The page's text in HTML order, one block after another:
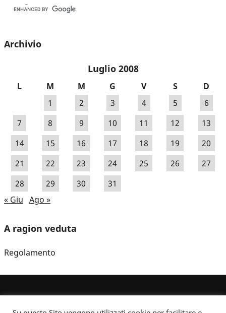
Archivio
Luglio 2008
L M M G V S
D
1
2 3 4 5
6
7
8 9 10 11 12
13
14
15 16 17 18 19
20
21
22 23 24 25 26
27
28
29 30
31
« Giu Ago »
A ragion veduta
Regolamento